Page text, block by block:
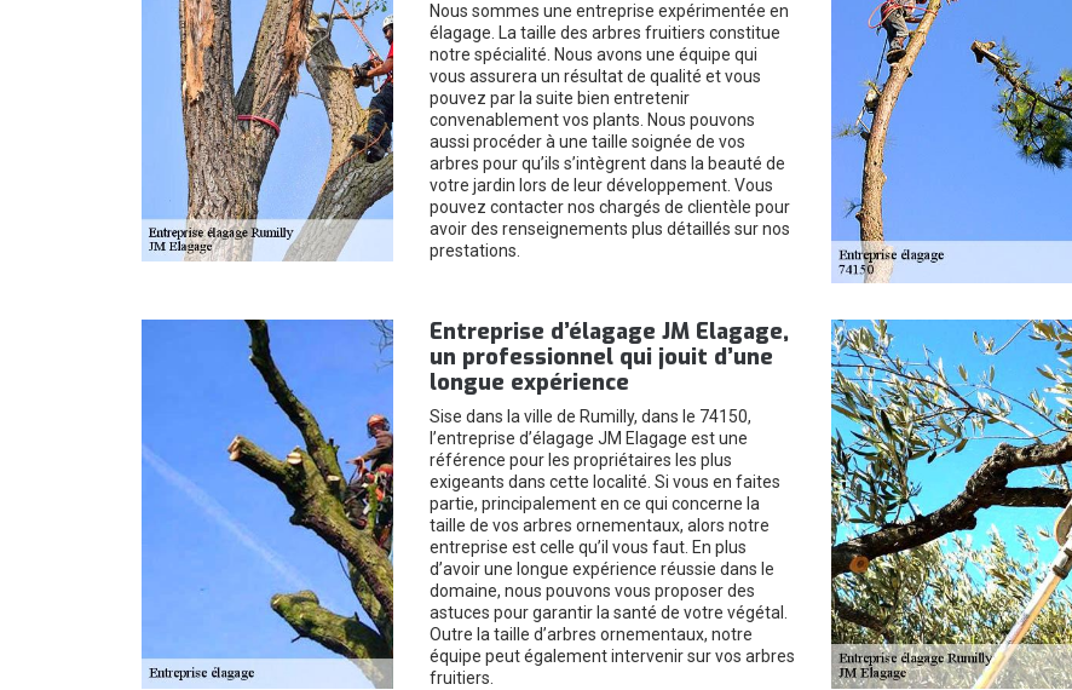
Nous sommes une entreprise expérimentée en
élagage. La taille des arbres fruitiers constitue
notre spécialité. Nous avons une équipe qui
vous assurera un résultat de qualité et vous
pouvez par la suite bien entretenir
convenablement vos plants. Nous pouvons
aussi procéder à une taille soignée de vos
arbres pour qu’ils s’intègrent dans la beauté de
votre jardin lors de leur développement. Vous
pouvez contacter nos chargés de clientèle pour
avoir des renseignements plus détaillés sur nos
prestations.
Entreprise d’élagage JM Elagage,
un professionnel qui jouit d’une
longue expérience
Sise dans la ville de Rumilly, dans le 74150,
l’entreprise d’élagage JM Elagage est une
référence pour les propriétaires les plus
exigeants dans cette localité. Si vous en faites
partie, principalement en ce qui concerne la
taille de vos arbres ornementaux, alors notre
entreprise est celle qu’il vous faut. En plus
d’avoir une longue expérience réussie dans le
domaine, nous pouvons vous proposer des
astuces pour garantir la santé de votre végétal.
Outre la taille d’arbres ornementaux, notre
équipe peut également intervenir sur vos arbres
fruitiers.